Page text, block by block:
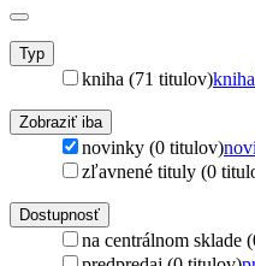
Typ
kniha (71 titulov)kniha
Zobraziť iba
novinky (0 titulov)
zľavnené tituly (0
Dostupnosť
na centrálnom sklade